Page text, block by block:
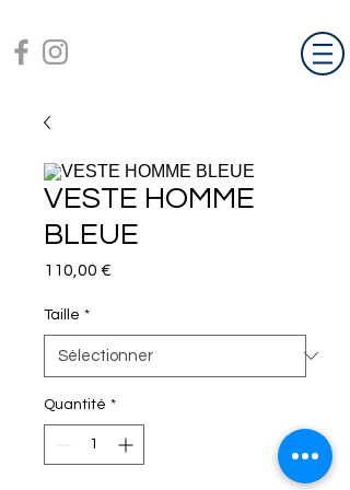
VESTE HOMME
BLEUE
110,00 €
Taille *
Quantité *